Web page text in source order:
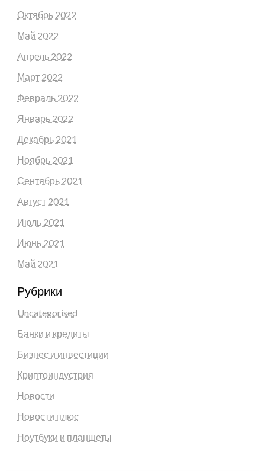
Октябрь 2022
Май 2022
Апрель 2022
Март 2022
Февраль 2022
Январь 2022
Декабрь 2021
Ноябрь 2021
Сентябрь 2021
Август 2021
Июль 2021
Июнь 2021
Май 2021
Рубрики
Uncategorised
Банки и кредиты
Бизнес и инвестиции
Криптоиндустрия
Новости
Новости плюс
Ноутбуки и планшеты